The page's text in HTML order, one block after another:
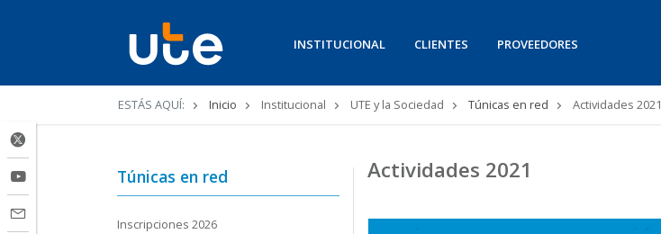
INSTITUCIONAL CLIENTES PROVEEDORES
Ruta
navegación
ESTÁS AQUÍ: Inicio Institucional UTE y la Sociedad Túnicas en red Actividades 2021
Túnicas en red
Inscripciones 2026
Actividades 2021